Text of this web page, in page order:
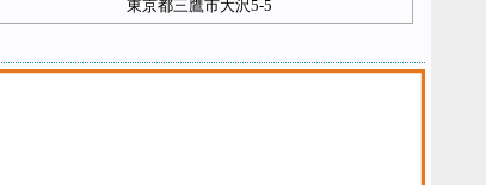
東京都三鷹市大沢5-5